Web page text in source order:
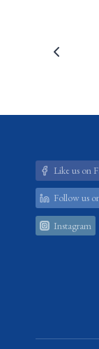
Page
Like us on
Follow us
Instagram